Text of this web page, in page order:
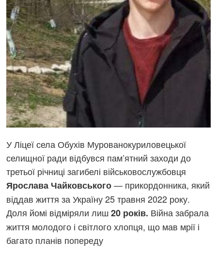
У Ліцеї села Обухів Мурованокуриловецької
селищної ради відбувся пам’ятний заходи до
третьої річниці загибелі військовослужбовця
Ярослава Чайковського— прикордонника, який
віддав життя за Україну 25 травня 2022 року.
Доля йомі відміряли лиш20 років. Війна забрала
життя молодого і світлого хлопця, що мав мрії і
багато планів попереду